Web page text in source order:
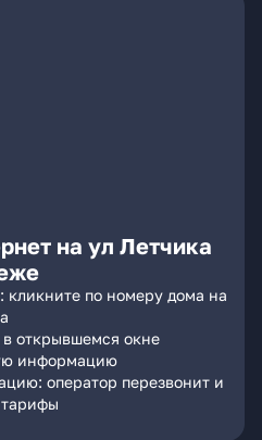
на ул Летчика
кликните по номеру дома на
открывшемся окне
информацию
оператор перезвонит и